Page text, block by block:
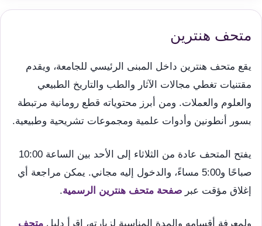
متحف هنترين
يقع متحف هنترين داخل المبنى الرئيسي للجامعة، ويقدم
مقتنيات تغطي مجالات الآثار والطب والتاريخ الطبيعي
والعلوم والعملات. ومن أبرز محتوياته قطع رومانية مرتبطة
بسور أنطونين وأدوات علمية ومجموعات تشريحية وطبيعية.
يفتح المتحف عادة من الثلاثاء إلى الأحد بين الساعة 10:00
صباحًا و5:00 مساءً، والدخول إليه مجاني. يمكن مراجعة أي
إغلاق مؤقت عبر صفحة متحف هنترين الرسمية.
ولمعرفة أقسامه والمدة المناسبة لزيارته، اقرأ دليل متحف